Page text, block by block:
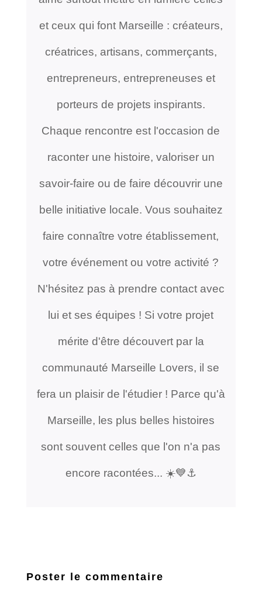
et ceux qui font Marseille : créateurs,
créatrices, artisans, commerçants,
entrepreneurs, entrepreneuses et
porteurs de projets inspirants.
Chaque rencontre est l'occasion de
raconter une histoire, valoriser un
savoir-faire ou de faire découvrir une
belle initiative locale. Vous souhaitez
faire connaître votre établissement,
votre événement ou votre activité ?
N'hésitez pas à prendre contact avec
lui et ses équipes ! Si votre projet
mérite d'être découvert par la
communauté Marseille Lovers, il se
fera un plaisir de l'étudier ! Parce qu'à
Marseille, les plus belles histoires
sont souvent celles que l'on n'a pas
encore racontées... ☀️💙⚓️
Poster le commentaire